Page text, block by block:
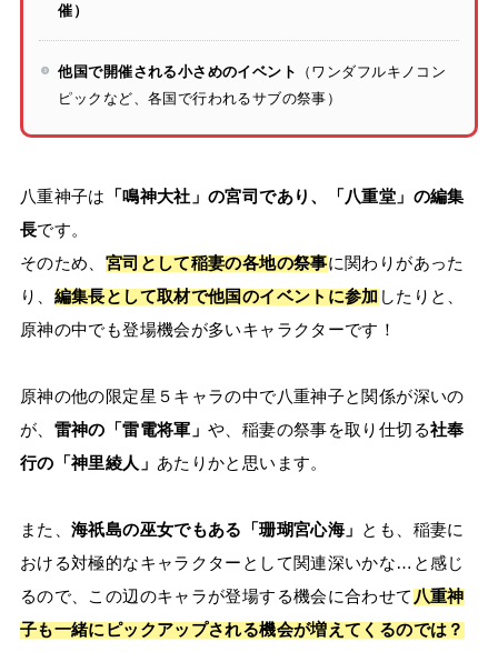
催）
他国で開催される小さめのイベント
（ワンダフルキノコン
ピックなど、各国で行われるサブの祭事）
八重神子は
「鳴神大社」の宮司であり、「八重堂」の編集
長です。
そのため、 宮司として稲妻の各地の祭事に関わりがあった
り、 編集長として取材で他国のイベントに参加 したりと、
原神の中でも登場機会が多いキャラクターです！
原神の他の限定星５キャラの中で八重神子と関係が深いの
が、 雷神の「雷電将軍」や、稲妻の祭事を取り仕切る社奉
行の「神里綾人」 あたりかと思います。
また、海祇島の巫女でもある「珊瑚宮心海」 とも、稲妻に
おける対極的なキャラクターとして関連深いかな…と感じ
るので、この辺のキャラが登場する機会に合わせて 八重神
子も一緒にピックアップされる機会が増えてくるのでは？